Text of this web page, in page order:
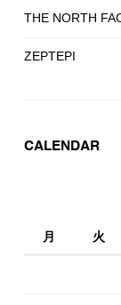
THE NORTH
ZEPTEPI
CALENDAR
月 火